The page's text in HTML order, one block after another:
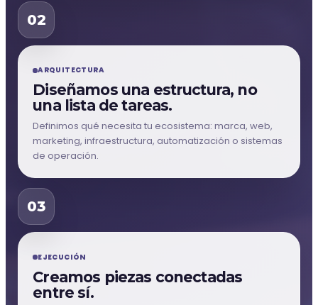
02
ARQUITECTURA
Diseñamos una estructura, no
una lista de tareas.
Definimos qué necesita tu ecosistema: marca, web,
marketing, infraestructura, automatización o sistemas
de operación.
03
EJECUCIÓN
Creamos piezas conectadas
entre sí.